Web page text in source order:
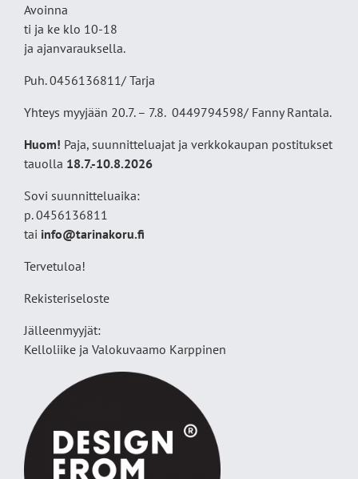
Avoinna
ti ja ke klo 10-18
ja ajanvarauksella.
Puh. 0456136811/ Tarja
Yhteys myyjään 20.7. – 7.8. 0449794598/ Fanny Rantala.
Huom! Paja, suunnitteluajat ja verkkokaupan postitukset
tauolla 18.7.-10.8.2026
Sovi suunnitteluaika:
p. 0456136811
tai info@tarinakoru.fi
Tervetuloa!
Rekisteriseloste
Jälleenmyyjät:
Kelloliike ja Valokuvaamo Karppinen